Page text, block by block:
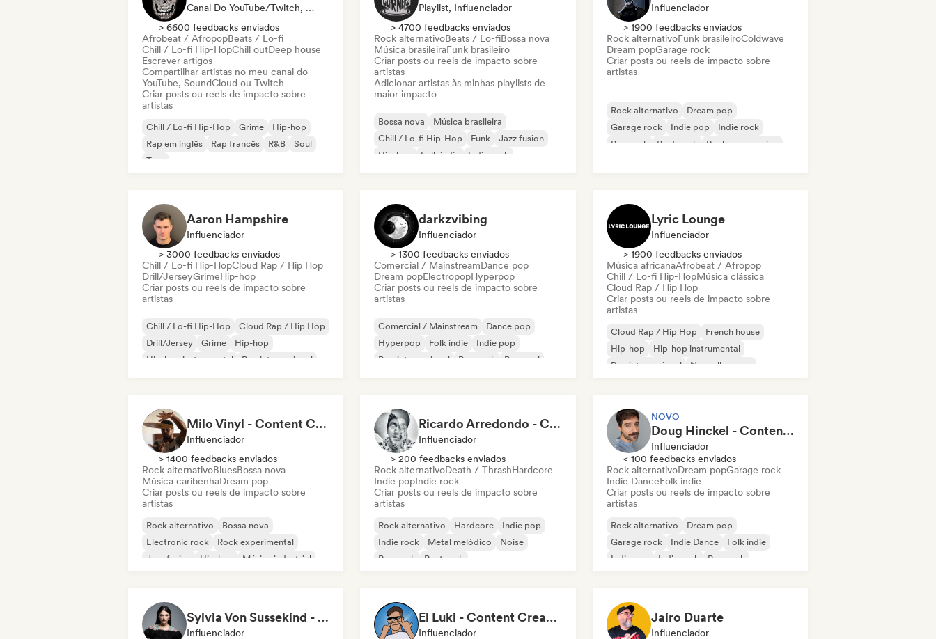
Canal Do YouTube/Twitch, Mídia/Jornalista, Influenciador
> 6600 feedbacks enviados
Afrobeat / AfropopBeats / Lo-fi
Chill / Lo-fi Hip-HopChill outDeep house
Escrever artigos
Compartilhar artistas no meu canal do
YouTube, SoundCloud ou Twitch
Criar posts ou reels de impacto sobre
artistas
Chill / Lo-fi Hip-Hop Grime
Hip-hop
Rap em inglês
Rap francês R&B
Soul
Trap
Playlist, Influenciador
> 4700 feedbacks enviados
Rock alternativoBeats / Lo-fiBossa nova
Música brasileiraFunk brasileiro
Criar posts ou reels de impacto sobre
artistas
Adicionar artistas às minhas playlists de
maior impacto
Bossa nova
Música brasileira
Chill / Lo-fi Hip-Hop
Funk
Jazz fusion
Hip-hop
Folk indie Indie rock
Influenciador
> 1900 feedbacks enviados
Rock alternativoFunk brasileiroColdwave
Dream popGarage rock
Criar posts ou reels de impacto sobre
artistas
Rock alternativo
Dream pop
Garage rock
Indie pop
Indie rock
Pop rock
Post punk Rock progressivo
Aaron Hampshire
Influenciador
> 3000 feedbacks enviados
Chill / Lo-fi Hip-HopCloud Rap / Hip Hop
Drill/JerseyGrimeHip-hop
Criar posts ou reels de impacto sobre
artistas
Chill / Lo-fi Hip-Hop
Cloud Rap / Hip Hop
Drill/Jersey
Grime
Hip-hop
Hip-hop instrumental
Rap internacional
darkzvibing
Influenciador
> 1300 feedbacks enviados
Comercial / MainstreamDance pop
Dream popElectropopHyperpop
Criar posts ou reels de impacto sobre
artistas
Comercial / Mainstream
Dance pop
Hyperpop
Folk indie
Indie pop
Pop internacional
Pop rock Pop soul
Lyric Lounge
Influenciador
> 1900 feedbacks enviados
Música africanaAfrobeat / Afropop
Chill / Lo-fi Hip-HopMúsica clássica
Cloud Rap / Hip Hop
Criar posts ou reels de impacto sobre
artistas
Cloud Rap / Hip Hop
French house
Hip-hop
Hip-hop instrumental
Rap internacional
Nouvelle scene
Milo Vinyl - Content Creator
Influenciador
> 1400 feedbacks enviados
Rock alternativoBluesBossa nova
Música caribenhaDream pop
Criar posts ou reels de impacto sobre
artistas
Rock alternativo
Bossa nova
Electronic rock
Rock experimental
Jazz fusion
Hip-hop
Música industrial
Ricardo Arredondo - Content Creator
Influenciador
> 200 feedbacks enviados
Rock alternativoDeath / ThrashHardcore
Indie popIndie rock
Criar posts ou reels de impacto sobre
artistas
Rock alternativo Hardcore
Indie pop
Indie rock
Metal melódico
Noise
Pop rock
Post rock
NOVO
Doug Hinckel - Content Creator
Influenciador
< 100 feedbacks enviados
Rock alternativoDream popGarage rock
Indie DanceFolk indie
Criar posts ou reels de impacto sobre
artistas
Rock alternativo
Dream pop
Garage rock
Indie Dance
Folk indie
Indie pop
Indie rock Pop rock
Sylvia Von Sussekind - Content Creator
Influenciador
El Luki - Content Creator
Influenciador
Jairo Duarte
Influenciador